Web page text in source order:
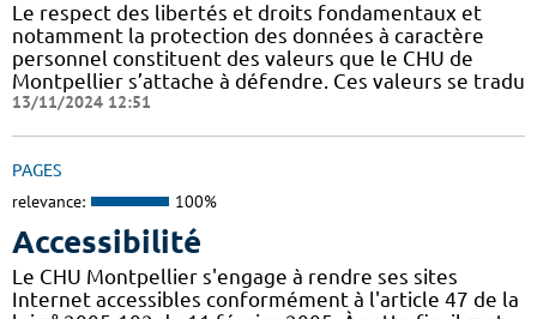
Le respect des libertés et droits fondamentaux et
notamment la protection des données à caractère
personnel constituent des valeurs que le CHU de
Montpellier s’attache à défendre. Ces valeurs se tradu
13/11/2024 12:51
PAGES
relevance: 100%
Accessibilité
Le CHU Montpellier s'engage à rendre ses sites
Internet accessibles conformément à l'article 47 de la